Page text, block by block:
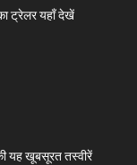
ट्रेलर यहाँ देखें
यह खूबसूरत तस्वीरें